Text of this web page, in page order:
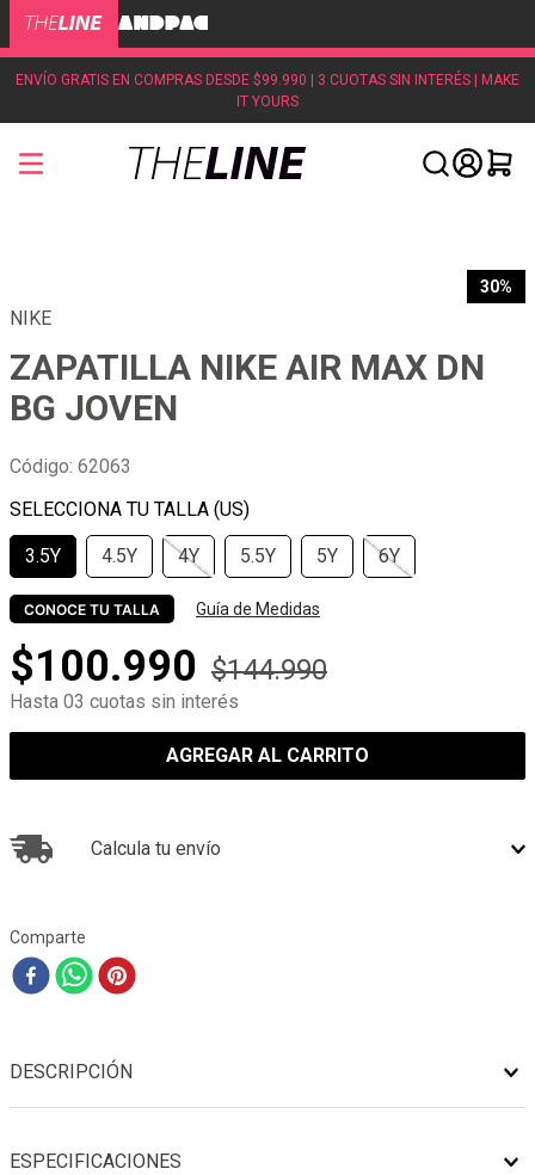
ENVÍO GRATIS EN COMPRAS DESDE $99.990 | 3 CUOTAS SIN INTERÉS | MAKE
IT YOURS
30%
NIKE
ZAPATILLA NIKE AIR MAX DN
BG JOVEN
Código: 62063
3.5Y 4.5Y 4Y 5.5Y 5Y 6Y
CONOCE TU TALLA Guía de Medidas
$100.990 $144.990
Hasta 03 cuotas sin interés
AGREGAR AL CARRITO
Calcula tu envío
Comparte
DESCRIPCIÓN
ESPECIFICACIONES